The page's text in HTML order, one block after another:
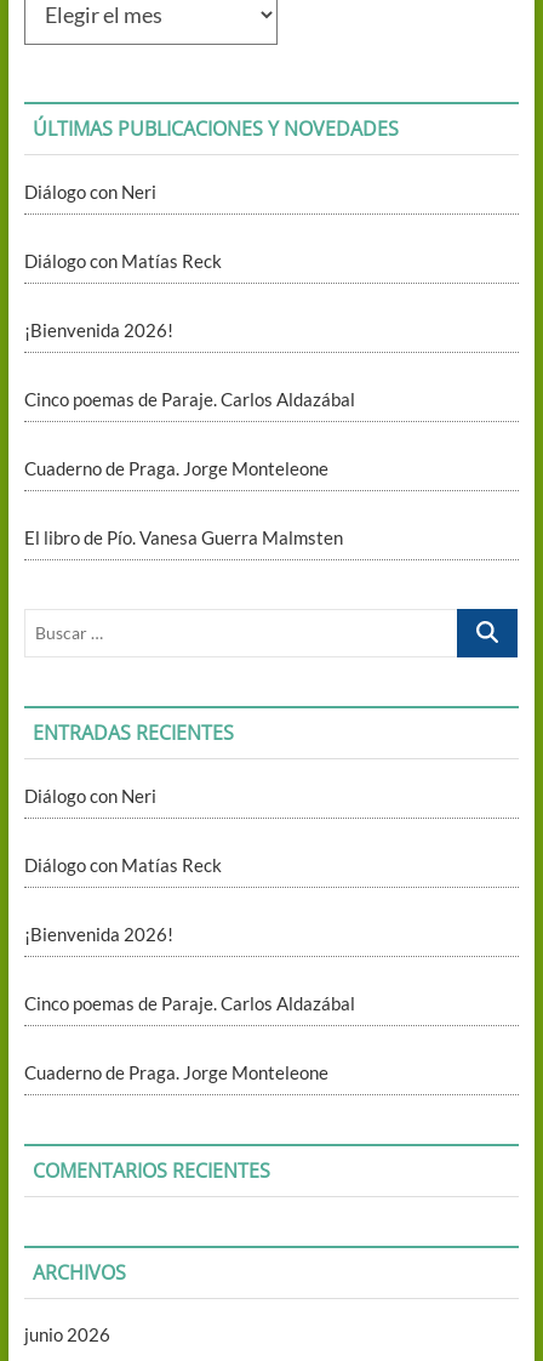
mensuales
ÚLTIMAS PUBLICACIONES Y NOVEDADES
Diálogo con Neri
Diálogo con Matías Reck
¡Bienvenida 2026!
Cinco poemas de Paraje. Carlos Aldazábal
Cuaderno de Praga. Jorge Monteleone
El libro de Pío. Vanesa Guerra Malmsten
Buscar
ENTRADAS RECIENTES
Diálogo con Neri
Diálogo con Matías Reck
¡Bienvenida 2026!
Cinco poemas de Paraje. Carlos Aldazábal
Cuaderno de Praga. Jorge Monteleone
COMENTARIOS RECIENTES
ARCHIVOS
junio 2026